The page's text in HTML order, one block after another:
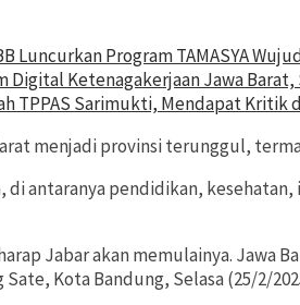
Luncurkan Program TAMASYA
Ketenagakerjaan Jawa Barat,
TPPAS Sarimukti, Mendapat Kritik
menjadi provinsi terunggul,
antaranya pendidikan,
Jabar akan memulainya. Jawa
Kota Bandung, Selasa (25/2/